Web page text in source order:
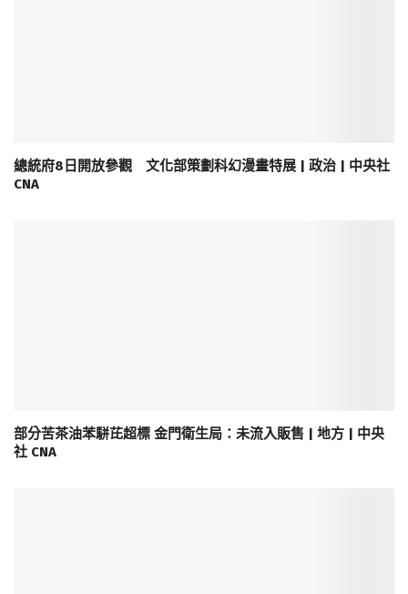
總統府8日開放參觀 文化部策劃科幻漫畫特展 | 政治 | 中央社
CNA
部分苦茶油苯駢芘超標 金門衛生局：未流入販售 | 地方 | 中央
社 CNA